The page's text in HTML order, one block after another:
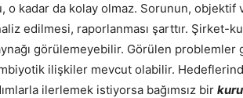
o kadar da kolay olmaz. Sorunun, objektif
edilmesi, raporlanması şarttır. Şirket-
görülemeyebilir. Görülen
ilişkiler mevcut olabilir.
ilerlemek istiyorsa bağımsız bir